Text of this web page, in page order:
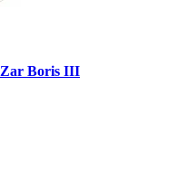
Zar Boris III